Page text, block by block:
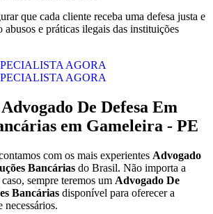
que cada cliente receba uma defesa justa e
e práticas ilegais das instituições
AGORA
AGORA
Advogado De Defesa Em
em Gameleira - PE
com os mais experientes Advogado
Bancárias do Brasil. Não importa a
sempre teremos um Advogado De
Bancárias disponível para oferecer a
necessários.